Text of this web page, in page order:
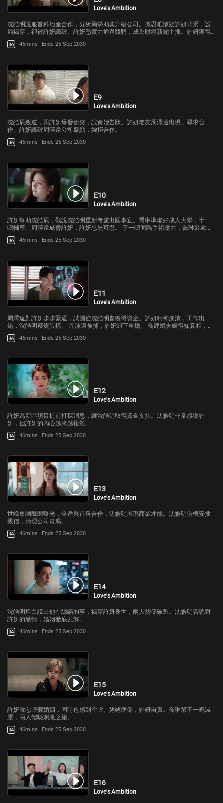
Love's Ambition
沈皓明說服首科地產合作，分析局勢助其升級公司。孫思唯懷疑許妍背景，設
局揭穿，卻被許妍識破。許妍憑實力通過競聘，成為財經新聞主播。許妍獲得
沈家認可，於嵐對她更加滿意。
46mins Ends 25 Sep 2030
E9
Love's Ambition
沈皓辰叛逆，與許妍爆發衝突，誤會她告狀。許妍老友周澤遠出現，尋求合
作。許妍識破周澤遠公司疑點，婉拒合作。
46mins Ends 25 Sep 2030
E10
Love's Ambition
許妍幫助沈皓辰，勸說沈皓明重新考慮出國事宜。喬琳準備好成人大學，于一
鳴輔導。周澤遠威脅許妍，許妍忍無可忍。 于一鳴面臨手術壓力，喬琳鼓勵。
周澤遠再次出現，試圖接近沈皓明。
46mins Ends 25 Sep 2030
E11
Love's Ambition
周澤遠對許妍步步緊逼，試圖從沈皓明處獲得資金。許妍精神崩潰，工作出
錯，沈皓明察覺異樣。 周澤遠被捕，許妍卸下重擔。 喬建斌夫婦得知真相，與
許妍決裂。
46mins Ends 25 Sep 2030
E12
Love's Ambition
許妍為新區項目提前打探消息，讓沈皓明取得資金支持。沈皓明非常感謝許
妍，但許妍的內心越來越複雜。
46mins Ends 25 Sep 2030
E13
Love's Ambition
世峰集團醜聞曝光，金達與首科合作，沈皓明展現商業才能。沈皓明借機安插
親信，清理公司貪腐。
46mins Ends 25 Sep 2030
E14
Love's Ambition
沈皓明坦白說出他在隱瞞的事，揭穿許妍身世，兩人關係破裂。沈皓明否認對
許妍的感情，婚姻徹底瓦解。
46mins Ends 25 Sep 2030
E15
Love's Ambition
許妍厭惡虛假婚姻，同時也感到空虛。姥姥病倒，許妍自責。喬琳幫于一鳴減
壓，兩人體驗刺激之旅。
46mins Ends 25 Sep 2030
E16
Love's Ambition